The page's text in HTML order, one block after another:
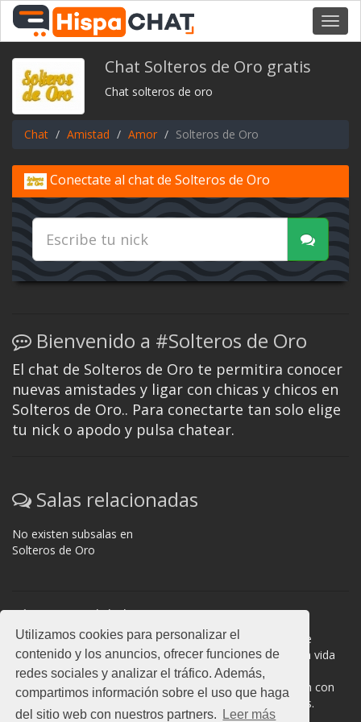
Utilizamos cookies para personalizar el
contenido y los anuncios, ofrecer funciones de
redes sociales y analizar el tráfico. Además,
compartimos información sobre el uso que haga
del sitio web con nuestros partners.
Leer más
Chat Solteros de Oro gratis
Chat solteros de oro
Chat Amistad Amor Solteros de Oro
Conectate al chat de Solteros de Oro
Bienvenido a #Solteros de Oro
El chat de Solteros de Oro te permitira conocer
nuevas amistades y ligar con chicas y chicos en
Solteros de Oro.. Para conectarte tan solo elige
tu nick o apodo y pulsa chatear.
Salas relacionadas
No existen subsalas en
Solteros de Oro
Normas del chat
#Solteros de Oro es una sala donde participan cientos de
personas. Mantén la educación y compórtate como en la vida
real. La privacidad de los usuarios es muy importante, no
facilites información de terceros. Todas las salas cuentan con
moderadores a los que puedes dirigirte en caso de dudas.